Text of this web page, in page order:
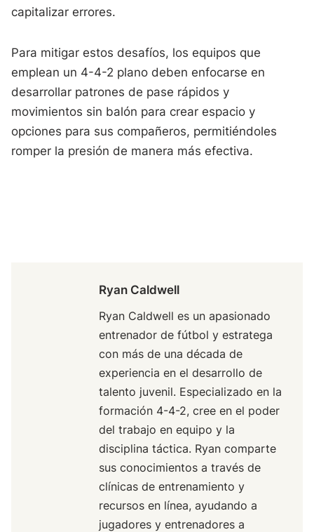
capitalizar errores.
Para mitigar estos desafíos, los equipos que
emplean un 4-4-2 plano deben enfocarse en
desarrollar patrones de pase rápidos y
movimientos sin balón para crear espacio y
opciones para sus compañeros, permitiéndoles
romper la presión de manera más efectiva.
Ryan Caldwell
Ryan Caldwell es un apasionado
entrenador de fútbol y estratega
con más de una década de
experiencia en el desarrollo de
talento juvenil. Especializado en la
formación 4-4-2, cree en el poder
del trabajo en equipo y la
disciplina táctica. Ryan comparte
sus conocimientos a través de
clínicas de entrenamiento y
recursos en línea, ayudando a
jugadores y entrenadores a